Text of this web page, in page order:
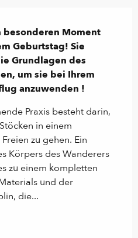
besonderen Moment
Geburtstag! Sie
Grundlagen des
um sie bei Ihrem
anzuwenden !
Praxis besteht darin,
in einem
zu gehen. Ein
Körpers des Wanderers
zu einem kompletten
und der
die...